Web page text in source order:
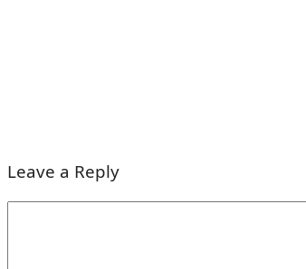
Leave a Reply